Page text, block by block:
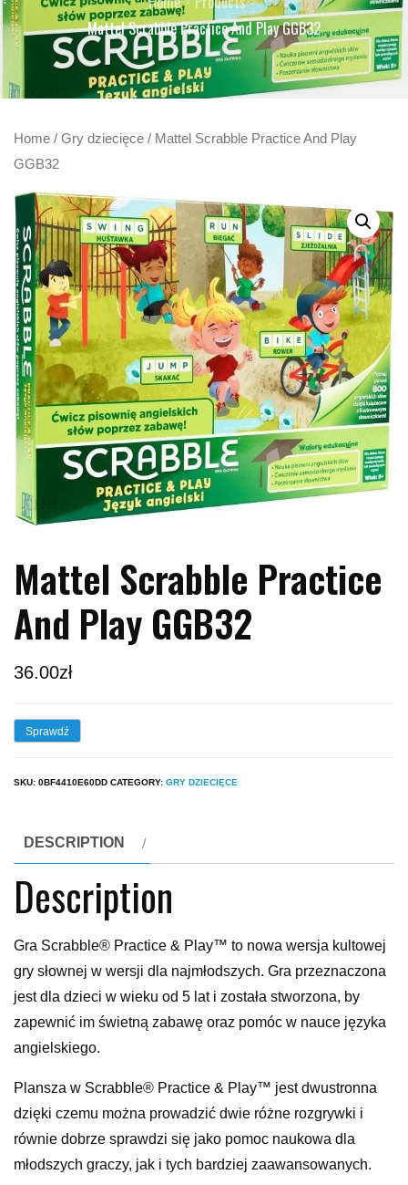
Mattel Scrabble Practice And Play GGB32
Home / Gry dziecięce / Mattel Scrabble Practice And Play
GGB32
Mattel Scrabble Practice
And Play GGB32
36.00zł
Sprawdź
SKU: 0BF4410E60DD CATEGORY: GRY DZIECIĘCE
DESCRIPTION
Description
Gra Scrabble® Practice & Play™ to nowa wersja kultowej
gry słownej w wersji dla najmłodszych. Gra przeznaczona
jest dla dzieci w wieku od 5 lat i została stworzona, by
zapewnić im świetną zabawę oraz pomóc w nauce języka
angielskiego.
Plansza w Scrabble® Practice & Play™ jest dwustronna
dzięki czemu można prowadzić dwie różne rozgrywki i
równie dobrze sprawdzi się jako pomoc naukowa dla
młodszych graczy, jak i tych bardziej zaawansowanych.